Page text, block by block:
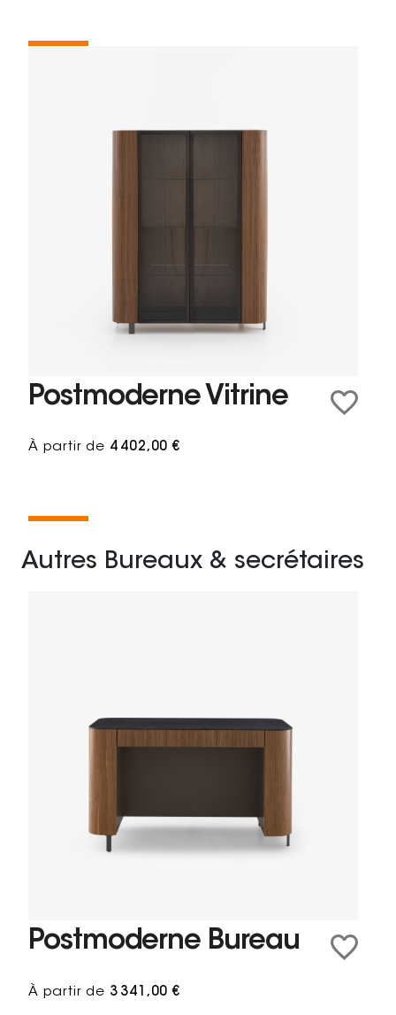
Postmoderne Vitrine
À partir de 4 402,00 €
Autres Bureaux & secrétaires
Postmoderne Bureau
À partir de 3 341,00 €